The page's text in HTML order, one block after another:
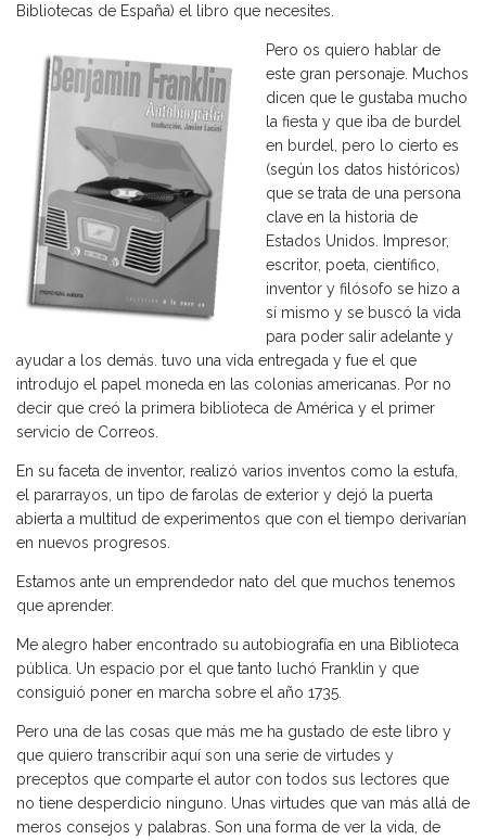
Bibliotecas de España) el libro que necesites.
Pero os quiero hablar de
este gran personaje. Muchos
dicen que le gustaba mucho
la fiesta y que iba de burdel
en burdel, pero lo cierto es
(según los datos históricos)
que se trata de una persona
clave en la historia de
Estados Unidos. Impresor,
escritor, poeta, científico,
inventor y filósofo se hizo a
sí mismo y se buscó la vida
para poder salir adelante y
ayudar a los demás. tuvo una vida entregada y fue el que
introdujo el papel moneda en las colonias americanas. Por no
decir que creó la primera biblioteca de América y el primer
servicio de Correos.
En su faceta de inventor, realizó varios inventos como la estufa,
el pararrayos, un tipo de farolas de exterior y dejó la puerta
abierta a multitud de experimentos que con el tiempo derivarían
en nuevos progresos.
Estamos ante un emprendedor nato del que muchos tenemos
que aprender.
Me alegro haber encontrado su autobiografía en una Biblioteca
pública. Un espacio por el que tanto luchó Franklin y que
consiguió poner en marcha sobre el año 1735.
Pero una de las cosas que más me ha gustado de este libro y
que quiero transcribir aquí son una serie de virtudes y
preceptos que comparte el autor con todos sus lectores que
no tiene desperdicio ninguno. Unas virtudes que van más allá de
meros consejos y palabras. Son una forma de ver la vida, de